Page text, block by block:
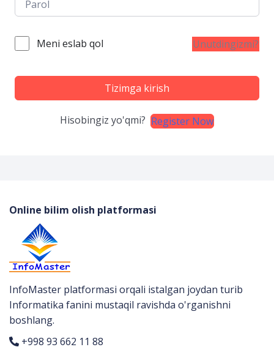
Meni eslab qol Unutdingizmi?
Tizimga kirish
Hisobingiz yo'qmi? Register Now
Online bilim olish platformasi
InfoMaster platformasi orqali istalgan joydan turib
Informatika fanini mustaqil ravishda o'rganishni
boshlang.
+998 93 662 11 88